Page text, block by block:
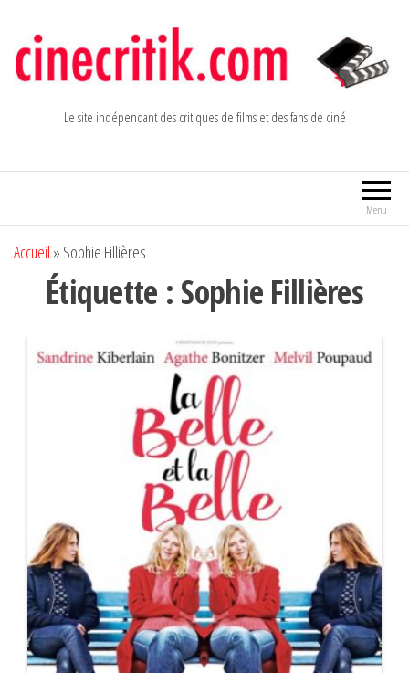
contenu
Le site indépendant des critiques de films et des fans de ciné
Menu
Accueil » Sophie Fillières
Étiquette : Sophie Fillières